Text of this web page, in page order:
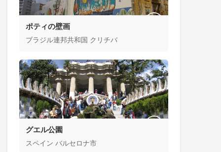
ポティの壁画
ブラジル連邦共和国 クリチバ
グエル公園
スペイン バルセロナ市